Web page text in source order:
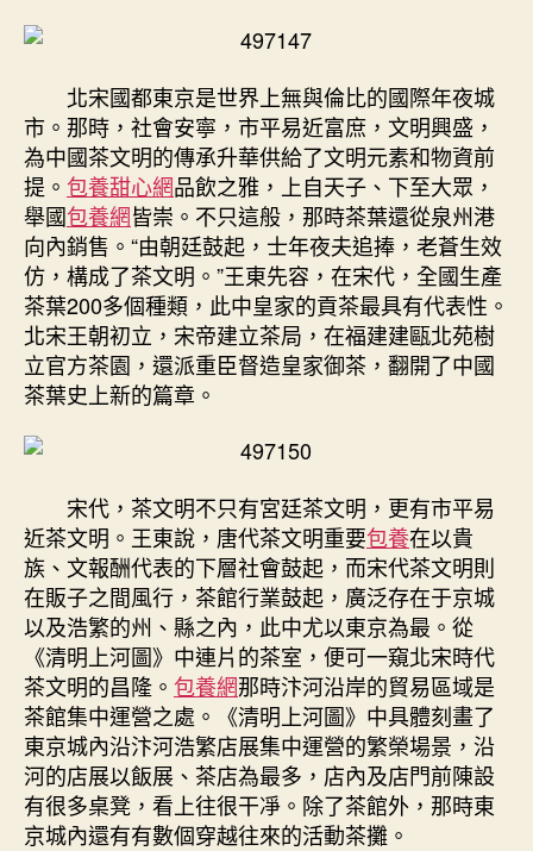
北宋國都東京是世界上無與倫比的國際年夜城
市。那時，社會安寧，市平易近富庶，文明興盛，
為中國茶文明的傳承升華供給了文明元素和物資前
提。 包養甜心網品飲之雅，上自天子、下至大眾，
舉國包養網皆崇。不只這般，那時茶葉還從泉州港
向內銷售。“由朝廷鼓起，士年夜夫追捧，老蒼生效
仿，構成了茶文明。”王東先容，在宋代，全國生產
茶葉200多個種類，此中皇家的貢茶最具有代表性。
北宋王朝初立，宋帝建立茶局，在福建建甌北苑樹
立官方茶園，還派重臣督造皇家御茶，翻開了中國
茶葉史上新的篇章。
宋代，茶文明不只有宮廷茶文明，更有市平易
近茶文明。王東說，唐代茶文明重要包養在以貴
族、文報酬代表的下層社會鼓起，而宋代茶文明則
在販子之間風行，茶館行業鼓起，廣泛存在于京城
以及浩繁的州、縣之內，此中尤以東京為最。從
《清明上河圖》中連片的茶室，便可一窺北宋時代
茶文明的昌隆。 包養網那時汴河沿岸的貿易區域是
茶館集中運營之處。《清明上河圖》中具體刻畫了
東京城內沿汴河浩繁店展集中運營的繁榮場景，沿
河的店展以飯展、茶店為最多，店內及店門前陳設
有很多桌凳，看上往很干凈。除了茶館外，那時東
京城內還有有數個穿越往來的活動茶攤。